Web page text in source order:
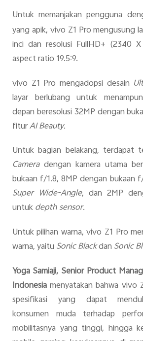
Untuk memanjakan pengguna
yang apik, vivo Z1 Pro mengusung
inci dan resolusi FullHD+ (2340
aspect ratio 19.5:9.
vivo Z1 Pro mengadopsi desain
layar berlubang untuk
depan beresolusi 32MP dengan
fiturAI Beauty.
Untuk bagian belakang, terdapat
Cameradengan kamera utama
bukaan f/1.8, 8MP dengan bukaan
Super Wide-Angle, dan 2MP
untukdepth sensor.
Untuk pilihan warna, vivo Z1 Pro
warna, yaitu Sonic Blackdan Sonic
Yoga Samiaji, Senior Product
Indonesiamenyatakan bahwa vivo
spesifikasi yang dapat
konsumen muda terhadap
mobilitasnya yang tinggi, hingga